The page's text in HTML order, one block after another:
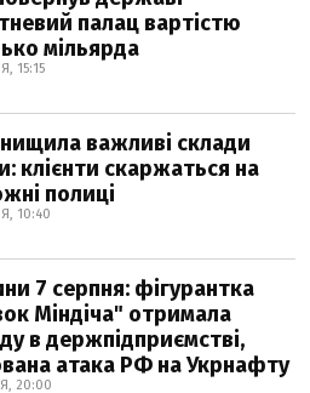
палац вартістю
мільярда
15:15
важливі склади
клієнти скаржаться на
полиці
10:40
7 серпня: фігурантка
Міндіча" отримала
в держпідприємстві,
атака РФ на Укрнафту
20:00